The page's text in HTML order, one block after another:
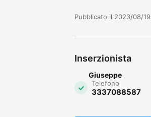
Pubblicato il 2023/08/19
Inserzionista
Giuseppe
Telefono
3337088587